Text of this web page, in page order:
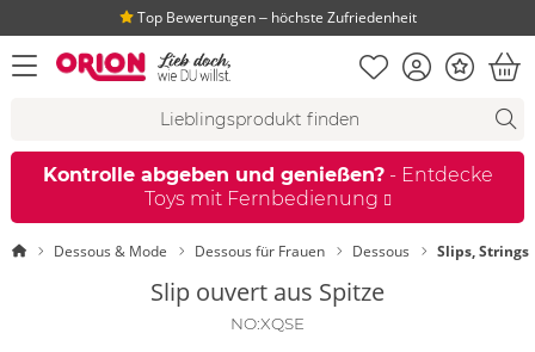
Top Bewertungen ‒ höchste Zufriedenheit
Menü öffnen Merkliste
KontoBonus
Kontrolle abgeben und genießen?- Entdecke
Toys mit Fernbedienung
StartseiteDessous & Mode Dessous für Frauen Dessous Slips,
Slip ouvert aus Spitze
NO:XQSE